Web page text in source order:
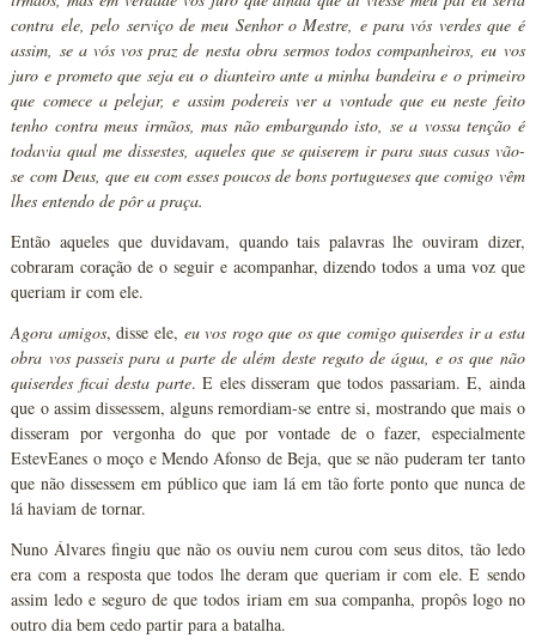
contra ele, pelo serviço de meu Senhor o Mestre, e para vós verdes que é
assim, se a vós vos praz de nesta obra sermos todos companheiros, eu vos
juro e prometo que seja eu o dianteiro ante a minha bandeira e o primeiro
que comece a pelejar, e assim podereis ver a vontade que eu neste feito
tenho contra meus irmãos, mas não embargando isto, se a vossa tenção é
todavia qual me dissestes, aqueles que se quiserem ir para suas casas vão-
se com Deus, que eu com esses poucos de bons portugueses que comigo vêm
lhes entendo de pôr a praça.
Então aqueles que duvidavam, quando tais palavras lhe ouviram dizer,
cobraram coração de o seguir e acompanhar, dizendo todos a uma voz que
queriam ir com ele.
Agora amigos, disse ele, eu vos rogo que os que comigo quiserdes ir a esta
obra vos passeis para a parte de além deste regato de água, e os que não
quiserdes ficai desta parte. E eles disseram que todos passariam. E, ainda
que o assim dissessem, alguns remordiam-se entre si, mostrando que mais o
disseram por vergonha do que por vontade de o fazer, especialmente
EstevEanes o moço e Mendo Afonso de Beja, que se não puderam ter tanto
que não dissessem em público que iam lá em tão forte ponto que nunca de
lá haviam de tornar.
Nuno Álvares fingiu que não os ouviu nem curou com seus ditos, tão ledo
era com a resposta que todos lhe deram que queriam ir com ele. E sendo
assim ledo e seguro de que todos iriam em sua companha, propôs logo no
outro dia bem cedo partir para a batalha.